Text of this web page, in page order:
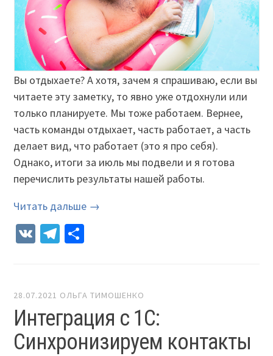
Вы отдыхаете? А хотя, зачем я спрашиваю, если вы
читаете эту заметку, то явно уже отдохнули или
только планируете. Мы тоже работаем. Вернее,
часть команды отдыхает, часть работает, а часть
делает вид, что работает (это я про себя).
Однако, итоги за июль мы подвели и я готова
перечислить результаты нашей работы.
Читать дальше →
VK Telegram
28.07.2021 ОЛЬГА ТИМОШЕНКО
Интеграция с 1С:
Синхронизируем контакты